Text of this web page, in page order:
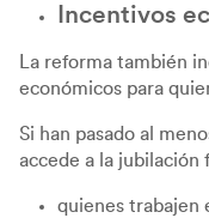
Incentivos
La reforma también
económicos para
Si han pasado al
accede a la jubilación
quienes trabajen